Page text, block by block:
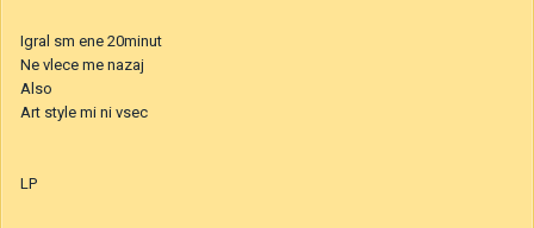
Igral sm ene 20minut
Ne vlece me nazaj
Also
Art style mi ni vsec
LP